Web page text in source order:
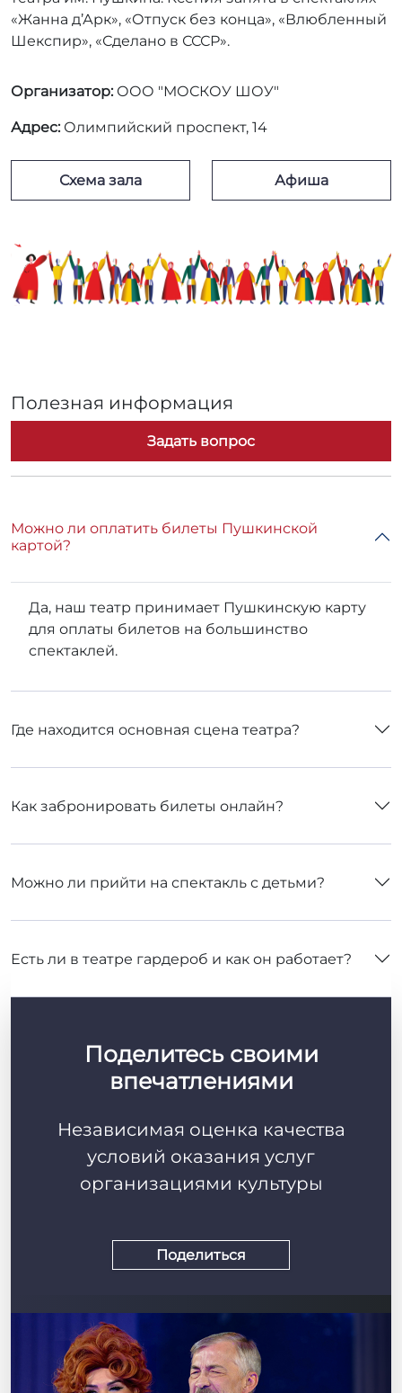
«Жанна д’Арк», «Отпуск без конца», «Влюбленный
Шекспир», «Сделано в СССР».
Организатор:ООО "МОСКОУ ШОУ"
Адрес:Олимпийский проспект, 14
Схема зала Афиша
Полезная информация
Задать вопрос
Можно ли оплатить билеты Пушкинской
картой?
Да, наш театр принимает Пушкинскую карту
для оплаты билетов на большинство
спектаклей.
Где находится основная сцена театра?
Как забронировать билеты онлайн?
Можно ли прийти на спектакль с детьми?
Есть ли в театре гардероб и как он работает?
Поделитесь своими
впечатлениями
Независимая оценка качества
условий оказания услуг
организациями культуры
Поделиться